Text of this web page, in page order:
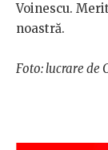
Voinescu.
noastră.
Foto: lucrare de